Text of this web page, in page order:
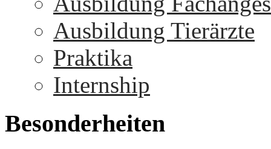
Ausbildung Tierärzte
Praktika
Internship
Besonderheiten